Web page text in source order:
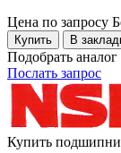
Цена по запросу
Купить В
Подобрать
Послать запрос
Купить